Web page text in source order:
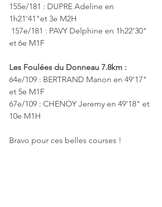
155e/181 : DUPRE Adeline en
1h21'41"et 3e M2H
et 6e M1F
Les Foulées du Donneau 7.8km :
64e/109 : BERTRAND Manon en 49'17"
et 5e M1F
67e/109 : CHENOY Jeremy en 49'18" et
10e M1H
Bravo pour ces belles courses !